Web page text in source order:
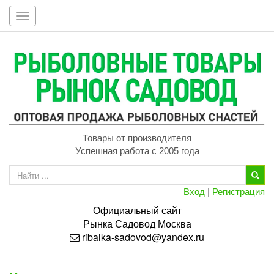
Toggle
navigation
Товары от производителя
Успешная работа с 2005 года
Вход | Регистрация
Официальный сайт
РынкаСадовод Москва
ribalka-sadovod@yandex.ru